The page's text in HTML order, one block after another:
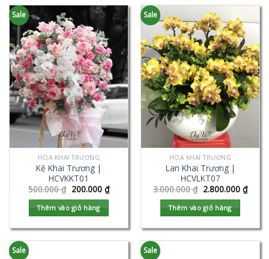
Sale
HOA KHAI TRƯƠNG
Kệ Khai Trương |
HCVKKT01
500.000₫ 200.000 ₫
Thêm vào giỏ hàng
Sale
HOA KHAI TRƯƠNG
Lan Khai Trương |
HCVLKT07
3.000.000₫ 2.800.000 ₫
Thêm vào giỏ hàng
Sale Sale